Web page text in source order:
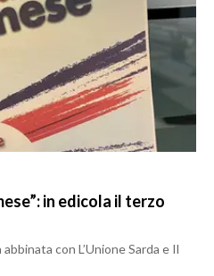
in edicola il terzo
con L’Unione Sarda e Il